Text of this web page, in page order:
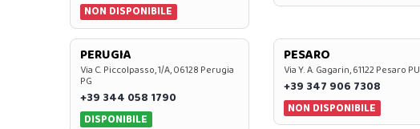
NON DISPONIBILE
PERUGIA
Via C. Piccolpasso, 1/A, 06128 Perugia
PG
+39 344 058 1790
DISPONIBILE
PESARO
Via Y. A. Gagarin, 61122 Pesaro PU
+39 347 906 7308
NON DISPONIBILE